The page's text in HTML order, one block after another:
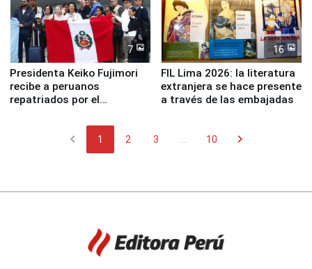
7
Presidenta Keiko Fujimori
recibe a peruanos
repatriados por el
16
FIL Lima 2026: la literatura
extranjera se hace presente
a través de las embajadas
chevron_left 1 2 3 10 chevron_right